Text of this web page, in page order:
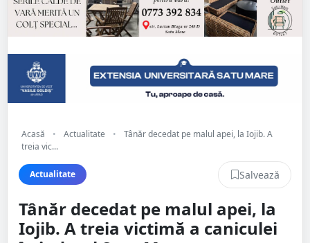
Acasă • Actualitate •
Tânăr decedat pe malul apei, la Iojib. A
treia vic...
Actualitate Salvează
Tânăr decedat pe malul apei, la
Iojib. A treia victimă a caniculei